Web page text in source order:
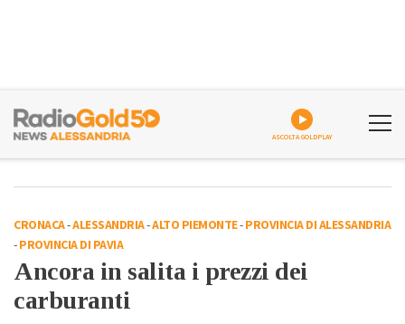
ASCOLTA GOLDPLAY
CRONACA-ALESSANDRIA-ALTO PIEMONTE-PROVINCIA DI ALESSANDRIA
-PROVINCIA DI PAVIA
Ancora in salita i prezzi dei
carburanti